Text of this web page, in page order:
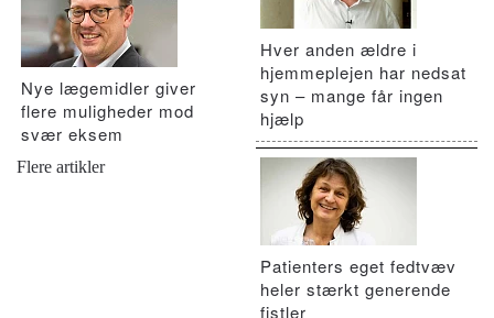
Nye lægemidler giver
flere muligheder mod
svær eksem
Flere artikler
Hver anden ældre i
hjemmeplejen har nedsat
syn – mange får ingen
hjælp
Patienters eget fedtvæv
heler stærkt generende
fistler